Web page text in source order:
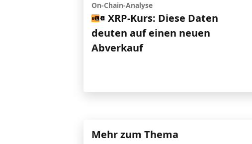
On-Chain-Analyse
XRP-Kurs: Diese Daten
deuten auf einen neuen
Abverkauf
Mehr zum Thema